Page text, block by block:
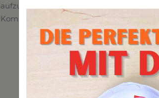
aufzuschmücken und dabei tut ihr dem
Kombi!